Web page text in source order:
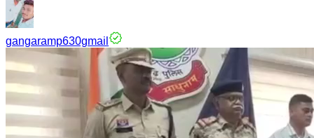
gangaramp630gmail